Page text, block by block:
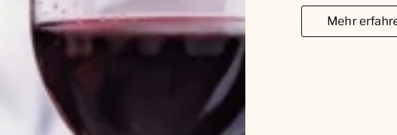
Mehr